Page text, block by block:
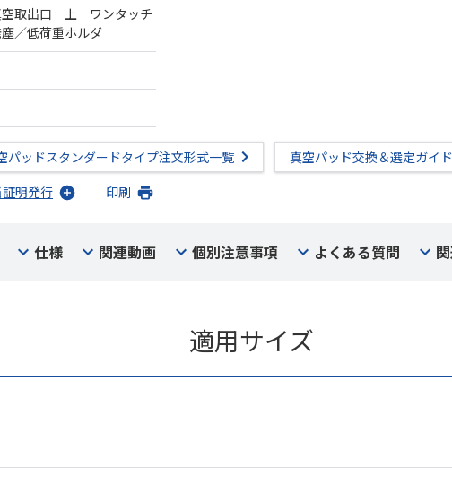
取出口 上 ワンタッチ
／低荷重ホルダ
パッドスタンダードタイプ注文形式一覧
真空パッド交換＆選定ガイド
明発行 印刷
仕様 関連動画 個別注意事項 よくある質問
適用サイズ